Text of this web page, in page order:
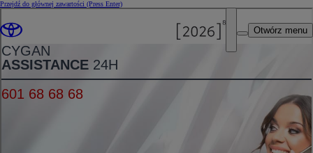
Przejdź do głównej zawartości (Press Enter)
Otwórz menu